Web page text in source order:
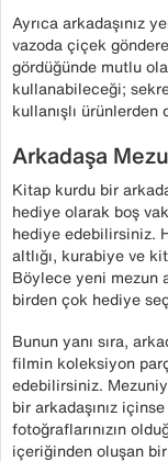
Ayrıca arkadaşınız
vazoda çiçek
gördüğünde mutlu
kullanabileceği;
kullanışlı
Arkadaşa
Kitap kurdu bir
hediye olarak boş
hediye edebilirsiniz.
altlığı, kurabiye ve
Böylece yeni mezun
birden çok hediye
Bunun yanı sıra,
filmin koleksiyon
edebilirsiniz.
bir arkadaşınız
fotoğraflarınızın
içeriğinden oluşan